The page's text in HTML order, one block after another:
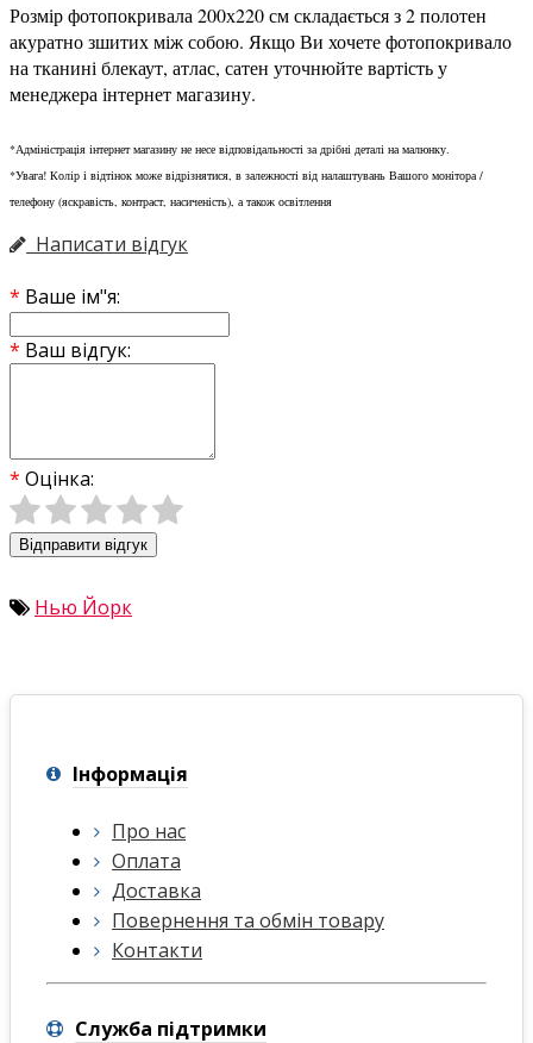
Розмір фотопокривала 200х220 см складається з 2 полотен
акуратно зшитих між собою. Якщо Ви хочете фотопокривало
на тканині блекаут, атлас, сатен уточнюйте вартість у
менеджера інтернет магазину.
*Адміністрація інтернет магазину не несе відповідальності за дрібні деталі на малюнку.
*Увага! Колір і відтінок може відрізнятися, в залежності від налаштувань Вашого монітора /
телефону (яскравість, контраст, насиченість), а також освітлення
Написати відгук
Ваше ім"я:
Ваш відгук:
Оцінка:
Відправити відгук
Нью Йорк
Інформація
Про нас
Оплата
Доставка
Повернення та обмін товару
Контакти
Служба підтримки